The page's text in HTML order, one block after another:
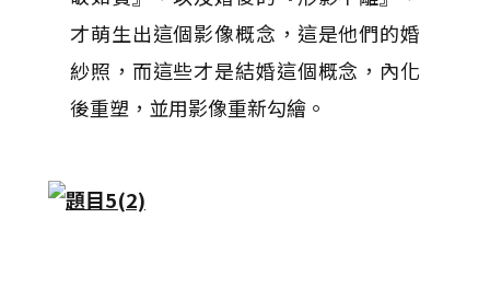
才萌生出這個影像概念，這是他們的婚
紗照，而這些才是結婚這個概念，內化
後重塑，並用影像重新勾繪。